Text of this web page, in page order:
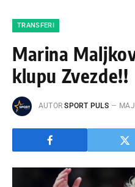
TRANSFERI
Marina
klupu Zvezde!!
AUTOR SPORT PULS МАЈ